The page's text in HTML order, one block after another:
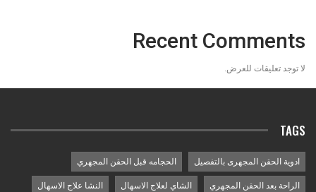
Recent Comments
لا توجد تعليقات للعرض.
TAGS
ادوية الحقن المجهرى بالتفصيل الحجامه قبل الحقن المجهري
الراحة بعد الحقن المجهري الشاي لعلاج الاسهال النشا علاج الاسهال